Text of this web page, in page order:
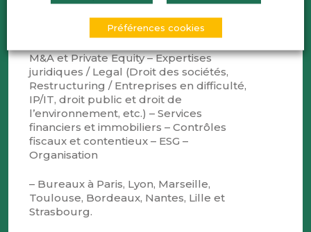
– Gestion et stratégie fiscale de
l’entreprise – Prix de transfert et fiscalité
M&A et Private Equity – Expertises
juridiques / Legal (Droit des sociétés,
Restructuring / Entreprises en difficulté,
IP/IT, droit public et droit de
l’environnement, etc.) – Services
financiers et immobiliers – Contrôles
fiscaux et contentieux – ESG –
Organisation
– Bureaux à Paris, Lyon, Marseille,
Toulouse, Bordeaux, Nantes, Lille et
Strasbourg.
Préférences cookies